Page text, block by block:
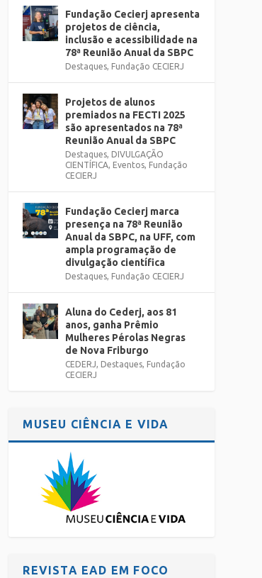
Fundação Cecierj apresenta
projetos de ciência,
inclusão e acessibilidade na
78ª Reunião Anual da SBPC
Destaques, Fundação CECIERJ
Projetos de alunos
premiados na FECTI 2025
são apresentados na 78ª
Reunião Anual da SBPC
Destaques, DIVULGAÇÃO
CIENTÍFICA, Eventos, Fundação
CECIERJ
Fundação Cecierj marca
presença na 78ª Reunião
Anual da SBPC, na UFF, com
ampla programação de
divulgação científica
Destaques, Fundação CECIERJ
Aluna do Cederj, aos 81
anos, ganha Prêmio
Mulheres Pérolas Negras
de Nova Friburgo
CEDERJ, Destaques, Fundação
CECIERJ
MUSEU CIÊNCIA E VIDA
REVISTA EAD EM FOCO